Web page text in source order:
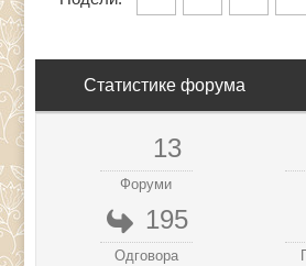
Статистике форума
13
Форуми
195
Одговора